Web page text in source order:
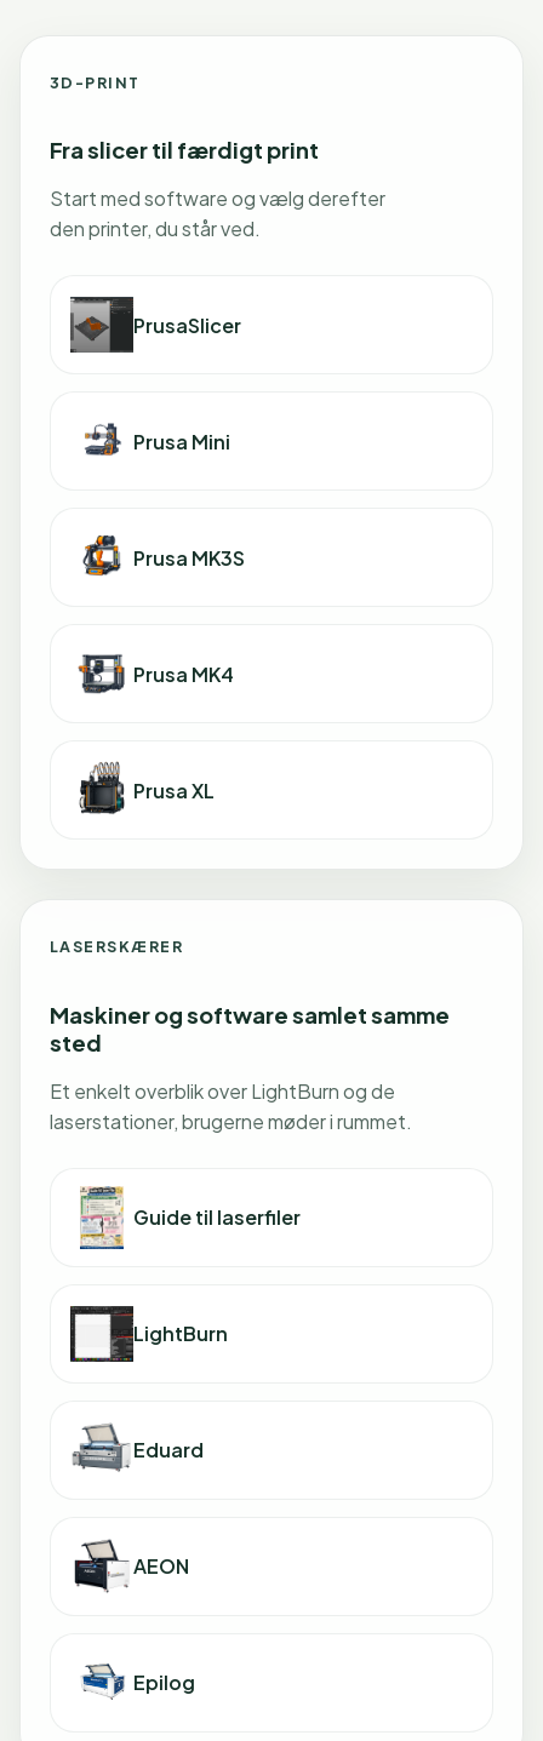
3D-PRINT
Fra slicer til færdigt print
Start med software og vælg derefter
den printer, du står ved.
PrusaSlicer
Prusa Mini
Prusa MK3S
Prusa MK4
Prusa XL
LASERSKÆRER
Maskiner og software samlet samme
sted
Et enkelt overblik over LightBurn og de
laserstationer, brugerne møder i rummet.
Guide til laserfiler
LightBurn
Eduard
AEON
Epilog